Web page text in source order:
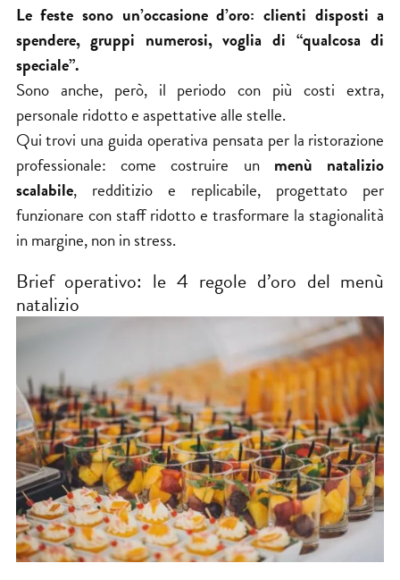
Le feste sono un’occasione d’oro: clienti disposti a
spendere, gruppi numerosi, voglia di “qualcosa di
speciale”.
Sono anche, però, il periodo con più costi extra,
personale ridotto e aspettative alle stelle.
Qui trovi una guida operativa pensata per la ristorazione
professionale: come costruire un menù natalizio
scalabile, redditizio e replicabile, progettato per
funzionare con staff ridotto e trasformare la stagionalità
in margine, non in stress.
Brief operativo: le 4 regole d’oro del menù
natalizio